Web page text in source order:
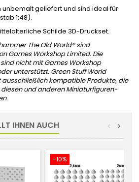
geliefert und sind ideal für
1:48).
Schilde 3D-Druckset.
The Old World® sind
Games Workshop Limited. Die
nicht mit Games Workshop
unterstützt. Green Stuff World
kompatible Produkte, die
und anderen Miniaturfiguren-
IHNEN AUCH >
<
-10%